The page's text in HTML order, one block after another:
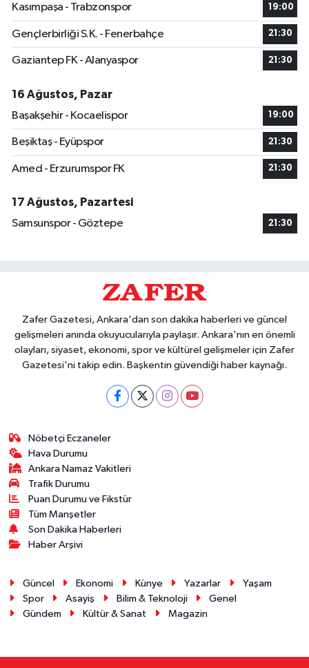
Kasımpaşa - Trabzonspor 19:00
Gençlerbirliği S.K. - Fenerbahçe 21:30
Gaziantep FK - Alanyaspor 21:30
16 Ağustos, Pazar
Başakşehir - Kocaelispor
19:00
Beşiktaş - Eyüpspor 21:30
Amed - Erzurumspor FK 21:30
17 Ağustos, Pazartesi
Samsunspor - Göztepe
21:30
Zafer Gazetesi, Ankara'dan son dakika haberleri ve güncel
gelişmeleri anında okuyucularıyla paylaşır. Ankara'nın en önemli
olayları, siyaset, ekonomi, spor ve kültürel gelişmeler için Zafer
Gazetesi'ni takip edin. Başkentin güvendiği haber kaynağı.
Nöbetçi Eczaneler
Hava Durumu
Ankara Namaz Vakitleri
Trafik Durumu
Puan Durumu ve Fikstür
Tüm Manşetler
Son Dakika Haberleri
Haber Arşivi
Güncel Ekonomi Künye Yazarlar
Yaşam
Spor
Asayiş Bilim & Teknoloji
Genel
Gündem
Kültür & Sanat Magazin